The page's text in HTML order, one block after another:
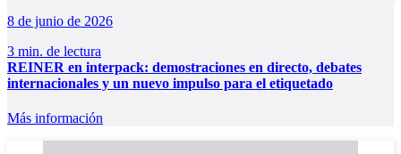
8 de junio de 2026
3 min. de lectura
REINER en interpack: demostraciones en directo, debates
internacionales y un nuevo impulso para el etiquetado
Más información